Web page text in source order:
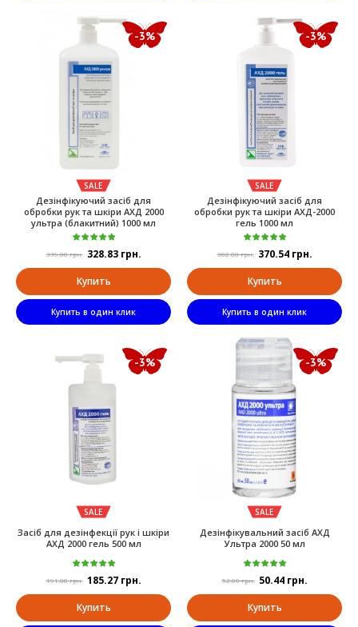
-3%
SALE
Дезінфікуючий засіб для
обробки рук та шкіри АХД 2000
ультра (блакитний) 1000 мл
339.00 грн. 328.83 грн.
Купить
Купить в один клик
-3%
SALE
Дезінфікуючий засіб для
обробки рук та шкіри АХД-2000
гель 1000 мл
382.00 грн. 370.54 грн.
Купить
Купить в один клик
-3%
SALE
Засіб для дезінфекції рук і шкіри
АХД 2000 гель 500 мл
191.00 грн. 185.27 грн.
Купить
-3%
SALE
Дезінфікувальний засіб АХД
Ультра 2000 50 мл
52.00 грн. 50.44 грн.
Купить